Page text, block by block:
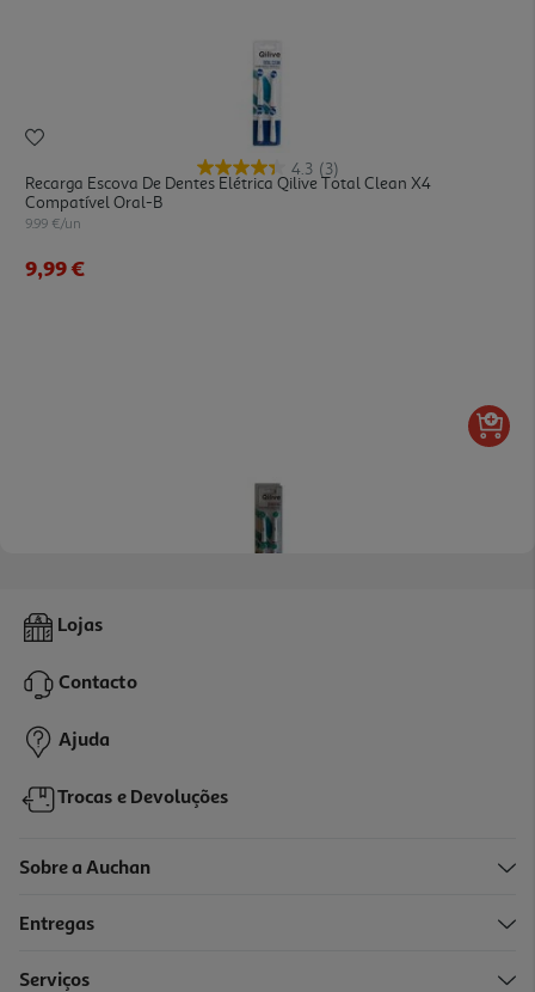
4.3 (3)
Recarga Escova De Dentes Elétrica Qilive Total Clean X4
Compatível Oral-B
9.99 €/un
9,99 €
Recarga Escova Dentes Qilive Sensitive X4
11,99 €
Lojas
Contacto
Ajuda
Trocas e Devoluções
Sobre a Auchan
Entregas
Serviços